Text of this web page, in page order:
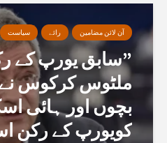
آن لائن مضامین رائے سیاست
”سابق یورپ کے
ملٹوس کرکوس
بچوں اور ہائی
کویورپ کے رکن